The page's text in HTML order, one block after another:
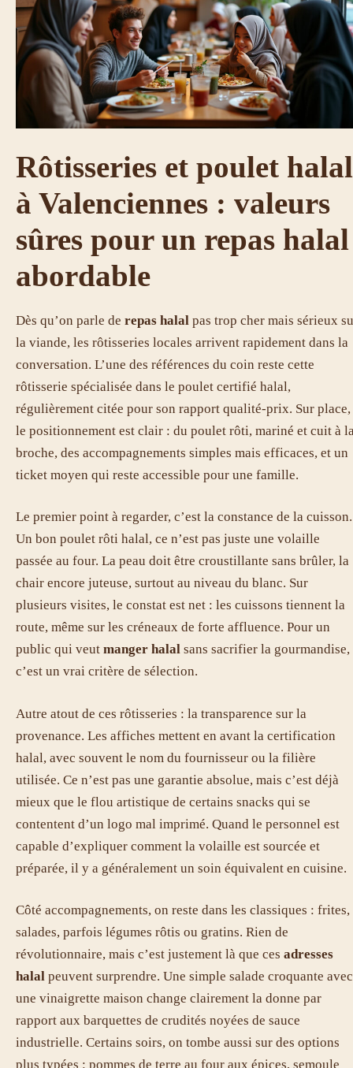
Rôtisseries et poulet halal
à Valenciennes : valeurs
sûres pour un repas halal
abordable
Dès qu’on parle de repas halal pas trop cher mais sérieux
la viande, les rôtisseries locales arrivent rapidement dans la
conversation. L’une des références du coin reste cette
rôtisserie spécialisée dans le poulet certifié halal,
régulièrement citée pour son rapport qualité-prix. Sur place,
le positionnement est clair : du poulet rôti, mariné et cuit à
broche, des accompagnements simples mais efficaces, et un
ticket moyen qui reste accessible pour une famille.
Le premier point à regarder, c’est la constance de la cuisson.
Un bon poulet rôti halal, ce n’est pas juste une volaille
passée au four. La peau doit être croustillante sans brûler, la
chair encore juteuse, surtout au niveau du blanc. Sur
plusieurs visites, le constat est net : les cuissons tiennent la
route, même sur les créneaux de forte affluence. Pour un
public qui veut manger halal sans sacrifier la gourmandise,
c’est un vrai critère de sélection.
Autre atout de ces rôtisseries : la transparence sur la
provenance. Les affiches mettent en avant la certification
halal, avec souvent le nom du fournisseur ou la filière
utilisée. Ce n’est pas une garantie absolue, mais c’est déjà
mieux que le flou artistique de certains snacks qui se
contentent d’un logo mal imprimé. Quand le personnel est
capable d’expliquer comment la volaille est sourcée et
préparée, il y a généralement un soin équivalent en cuisine.
Côté accompagnements, on reste dans les classiques : frites,
salades, parfois légumes rôtis ou gratins. Rien de
révolutionnaire, mais c’est justement là que ces adresses
halal peuvent surprendre. Une simple salade croquante avec
une vinaigrette maison change clairement la donne par
rapport aux barquettes de crudités noyées de sauce
industrielle. Certains soirs, on tombe aussi sur des options
plus typées : pommes de terre au four aux épices, semoule